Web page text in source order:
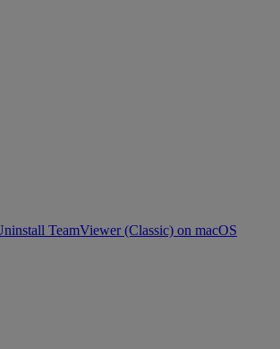
TeamViewer (Classic) on macOS